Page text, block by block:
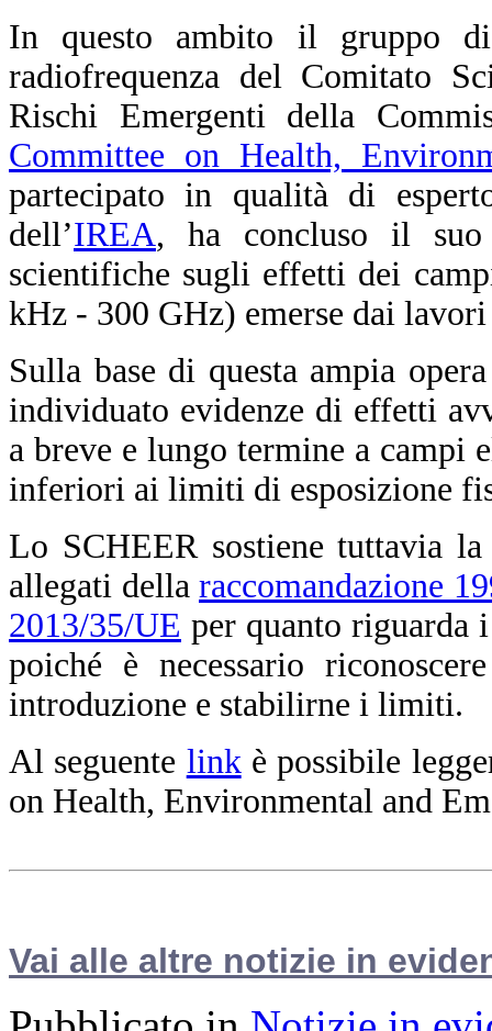
In questo ambito il gruppo
radiofrequenza del Comitato
Rischi Emergenti della
Committee on Health,
partecipato in qualità di
dell’IREA, ha concluso il suo
scientifiche sugli effetti dei
kHz - 300 GHz) emerse dai
Sulla base di questa ampia
individuato evidenze di effetti
a breve e lungo termine a campi
inferiori ai limiti di esposizione
Lo SCHEER sostiene tuttavia
allegati della raccomandazione
2013/35/UE per quanto riguarda
poiché è necessario
introduzione e stabilirne i limiti.
Al seguente link è possibile
on Health, Environmental and
Vai alle altre notizie in